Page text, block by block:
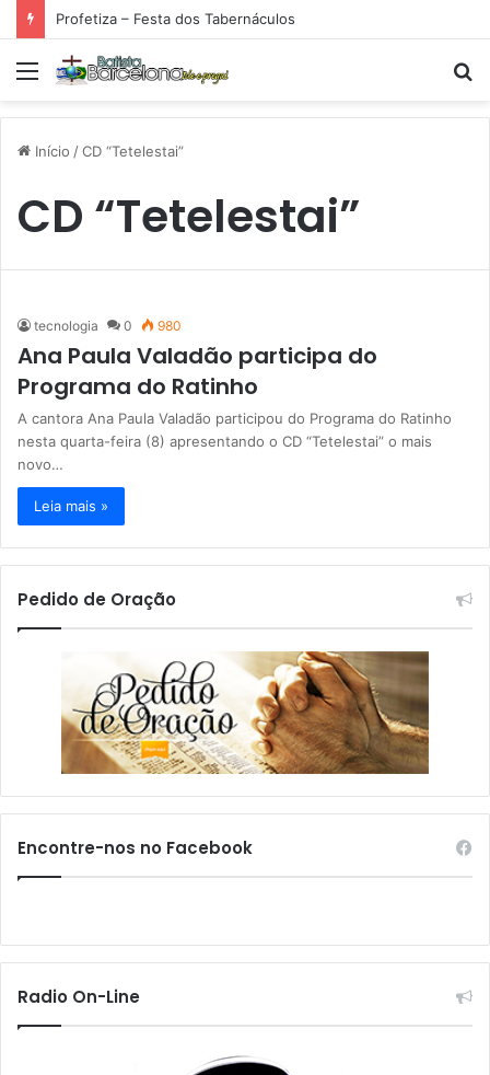
Profetiza – Festa dos Tabernáculos
Menu
Início /CD “Tetelestai”
CD “Tetelestai”
tecnologia 0 980
Ana Paula Valadão participa do
Programa do Ratinho
A cantora Ana Paula Valadão participou do Programa do Ratinho
nesta quarta-feira (8) apresentando o CD “Tetelestai” o mais
novo…
Leia mais »
Pedido de Oração
Encontre-nos no Facebook
Radio On-Line